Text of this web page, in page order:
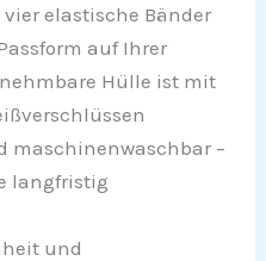
elastische Bänder
auf Ihrer
Hülle ist mit
maschinenwaschbar –
langfristig
und